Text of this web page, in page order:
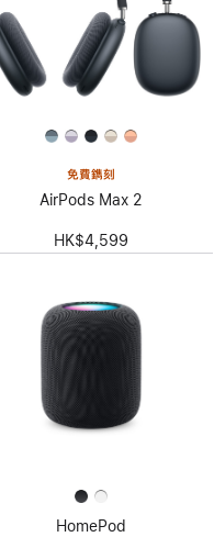
免費鐫刻
AirPods Max 2
HK$4,599
HomePod